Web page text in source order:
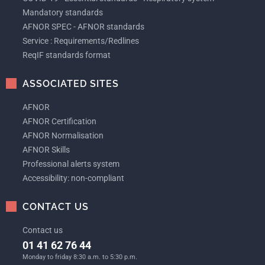
Mandatory standards
AFNOR SPEC - AFNOR standards
Service : Requirements/Redlines
ReqIF standards format
ASSOCIATED SITES
AFNOR
AFNOR Certification
AFNOR Normalisation
AFNOR Skills
Professional alerts system
Accessibility: non-compliant
CONTACT US
Contact us
01 41 62 76 44
Monday to friday 8:30 a.m. to 5:30 p.m.